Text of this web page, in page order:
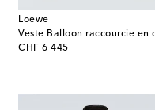
Loewe
Veste Balloon raccourcie en
CHF 6 445
original price